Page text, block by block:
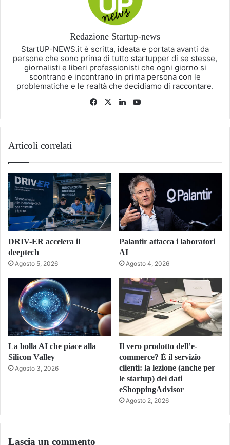
Redazione Startup-news
StartUP-NEWS.it è scritta, ideata e portata avanti da
persone che sono prima di tutto startupper di se stesse,
giornalisti e liberi professionisti che ogni giorno si
scontrano e incontrano in prima persona con le
problematiche e le realtà che decidiamo di raccontare.
Facebook
X LinkedIn
Articoli correlati
DRIV-ER accelera il
deeptech
Agosto 5, 2026
Palantir attacca i laboratori
AI
Agosto 4, 2026
La bolla AI che piace alla
Silicon Valley
Agosto 3, 2026
Il vero prodotto dell’e-
commerce? È il servizio
clienti: la lezione (anche per
le startup) dei dati
eShoppingAdvisor
Agosto 2, 2026
Lascia un commento